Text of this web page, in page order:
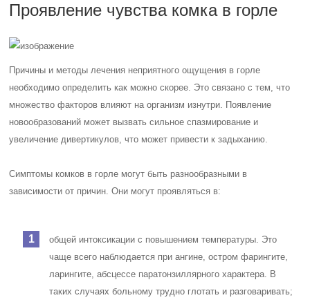
Проявление чувства комка в горле
Причины и методы лечения неприятного ощущения в горле
необходимо определить как можно скорее. Это связано с тем, что
множество факторов влияют на организм изнутри. Появление
новообразований может вызвать сильное спазмирование и
увеличение дивертикулов, что может привести к задыханию.
Симптомы комков в горле могут быть разнообразными в
зависимости от причин. Они могут проявляться в:
общей интоксикации с повышением температуры. Это
чаще всего наблюдается при ангине, остром фарингите,
ларингите, абсцессе паратонзиллярного характера. В
таких случаях больному трудно глотать и разговаривать;